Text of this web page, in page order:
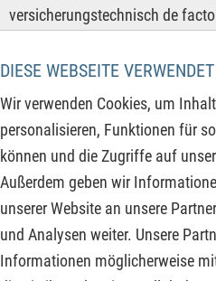
DIESE WEBSEITE
Wir verwenden Cookies, um
personalisieren, Funktionen für
können und die Zugriffe auf
Außerdem geben wir
unserer Website an unsere
und Analysen weiter. Unsere
Informationen möglicherweise
versicherungstechnisch de
die Lieferketten längst unter
Kerosin- und Dieselknappheit
bereits ihre Schatten voraus.
bereits deutlich teurer
besonders in Asien, rationieren
Kraftstoffen und reduzieren die
Tage-Woche, um Energie zu